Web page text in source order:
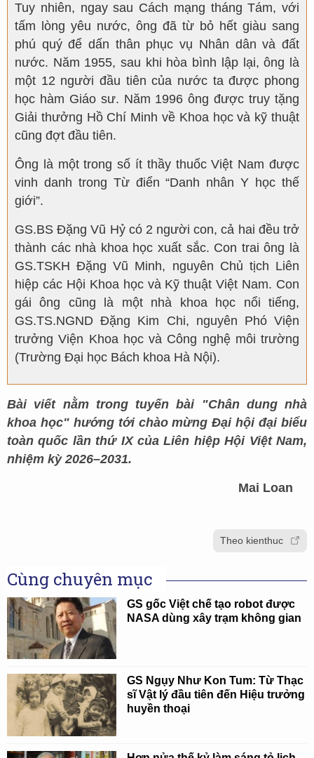
Tuy nhiên, ngay sau Cách mạng tháng Tám, với
tấm lòng yêu nước, ông đã từ bỏ hết giàu sang
phú quý để dấn thân phục vụ Nhân dân và đất
nước. Năm 1955, sau khi hòa bình lập lại, ông là
một 12 người đầu tiên của nước ta được phong
học hàm Giáo sư. Năm 1996 ông được truy tặng
Giải thưởng Hồ Chí Minh về Khoa học và kỹ thuật
cũng đợt đầu tiên.
Ông là một trong số ít thầy thuốc Việt Nam được
vinh danh trong Từ điển “Danh nhân Y học thế
giới”.
GS.BS Đặng Vũ Hỷ có 2 người con, cả hai đều trở
thành các nhà khoa học xuất sắc. Con trai ông là
GS.TSKH Đặng Vũ Minh, nguyên Chủ tịch Liên
hiệp các Hội Khoa học và Kỹ thuật Việt Nam. Con
gái ông cũng là một nhà khoa học nổi tiếng,
GS.TS.NGND Đặng Kim Chi, nguyên Phó Viện
trưởng Viện Khoa học và Công nghệ môi trường
(Trường Đại học Bách khoa Hà Nội).
Bài viết nằm trong tuyến bài "Chân dung nhà
khoa học" hướng tới chào mừng Đại hội đại biểu
toàn quốc lần thứ IX của Liên hiệp Hội Việt Nam,
nhiệm kỳ 2026–2031.
Mai Loan
Theo kienthuc
Cùng chuyên mục
GS gốc Việt chế tạo robot được
NASA dùng xây trạm không gian
GS Ngụy Như Kon Tum: Từ Thạc
sĩ Vật lý đầu tiên đến Hiệu trưởng
huyền thoại